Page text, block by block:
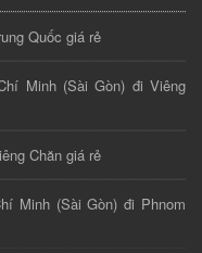
Quốc giá rẻ
Minh (Sài Gòn) đi Viêng
Chăn giá rẻ
Minh (Sài Gòn) đi Phnom